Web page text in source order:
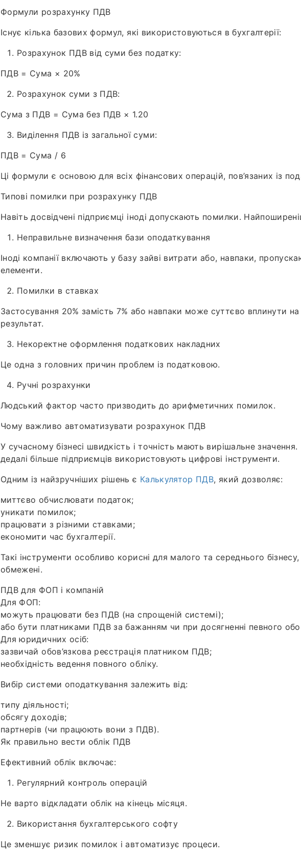
Формули розрахунку ПДВ
Існує кілька базових формул, які використовуються в бухгалтерії:
Розрахунок ПДВ від суми без податку:
ПДВ = Сума × 20%
Розрахунок суми з ПДВ:
Сума з ПДВ = Сума без ПДВ × 1.20
Виділення ПДВ із загальної суми:
ПДВ = Сума / 6
Ці формули є основою для всіх фінансових операцій, пов’язаних із
Типові помилки при розрахунку ПДВ
Навіть досвідчені підприємці іноді допускають помилки.
Неправильне визначення бази оподаткування
Іноді компанії включають у базу зайві витрати або, навпаки,
елементи.
Помилки в ставках
Застосування 20% замість 7% або навпаки може суттєво вплинути
результат.
Некоректне оформлення податкових накладних
Це одна з головних причин проблем із податковою.
Ручні розрахунки
Людський фактор часто призводить до арифметичних помилок.
Чому важливо автоматизувати розрахунок ПДВ
У сучасному бізнесі швидкість і точність мають вирішальне
дедалі більше підприємців використовують цифрові інструменти.
Одним із найзручніших рішень є Калькулятор ПДВ, який дозволяє:
миттєво обчислювати податок;
уникати помилок;
працювати з різними ставками;
економити час бухгалтерії.
Такі інструменти особливо корисні для малого та середнього
обмежені.
ПДВ для ФОП і компаній
Для ФОП:
можуть працювати без ПДВ (на спрощеній системі);
або бути платниками ПДВ за бажанням чи при досягненні певного
Для юридичних осіб:
зазвичай обов’язкова реєстрація платником ПДВ;
необхідність ведення повного обліку.
Вибір системи оподаткування залежить від:
типу діяльності;
обсягу доходів;
партнерів (чи працюють вони з ПДВ).
Як правильно вести облік ПДВ
Ефективний облік включає:
Регулярний контроль операцій
Не варто відкладати облік на кінець місяця.
Використання бухгалтерського софту
Це зменшує ризик помилок і автоматизує процеси.